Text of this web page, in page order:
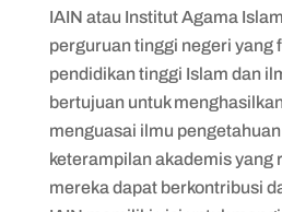
IAIN atau Institut Agama
perguruan tinggi negeri yang
pendidikan tinggi Islam dan
bertujuan untuk
menguasai ilmu
keterampilan akademis yang
mereka dapat berkontribusi